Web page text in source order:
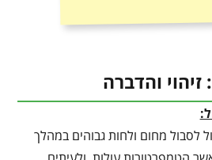
והדברה
לסבול מחום ולחות גבוהים במהלך